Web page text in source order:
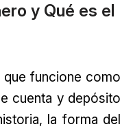
y Qué es el
que funcione como
cuenta y depósito
la forma del